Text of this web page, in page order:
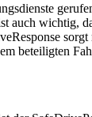
auch wichtig,
beteiligten